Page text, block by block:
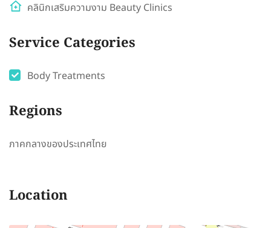
คลินิกเสริมความงาม Beauty Clinics
Service Categories
Body Treatments
Regions
ภาคกลางของประเทศไทย
Location